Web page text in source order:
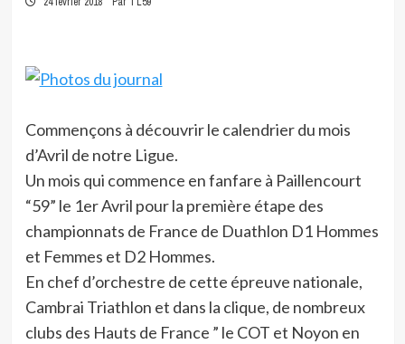
Commençons à découvrir le calendrier du mois
d’Avril de notre Ligue.
Un mois qui commence en fanfare à Paillencourt
“59” le 1er Avril pour la première étape des
championnats de France de Duathlon D1 Hommes
et Femmes et D2 Hommes.
En chef d’orchestre de cette épreuve nationale,
Cambrai Triathlon et dans la clique, de nombreux
clubs des Hauts de France ” le COT et Noyon en